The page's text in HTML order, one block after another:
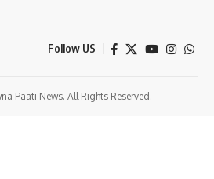
Follow US
Paati News. All Rights Reserved.